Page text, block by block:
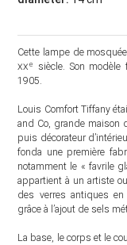
Cette lampe de
xxe
siècle. Son
1905.
Louis Comfort Tiffany
and Co, grande maison
puis décorateur
fonda une première
notamment le « favrile
appartient à un artiste
des verres antiques
grâce à l’ajout de sels
La base, le corps et le